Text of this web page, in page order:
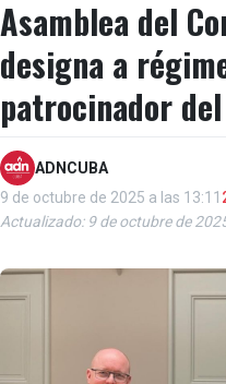
Asamblea del
designa a
patrocinador
ADNCUBA
9 de octubre de 2025 a las 13:11
Actualizado: 9 de octubre de